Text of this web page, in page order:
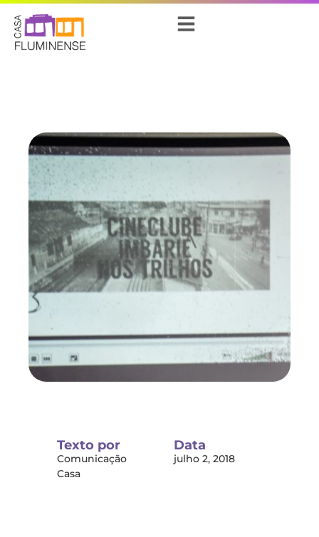
Texto por
Comunicação
Casa
Data
julho 2, 2018